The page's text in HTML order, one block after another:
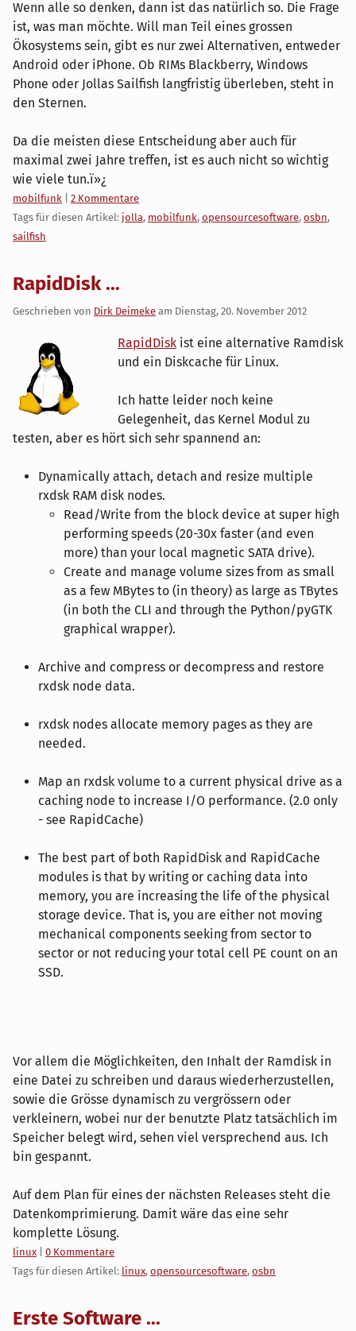
Wenn alle so denken, dann ist das natürlich so. Die Frage
ist, was man möchte. Will man Teil eines grossen
Ökosystems sein, gibt es nur zwei Alternativen, entweder
Android oder iPhone. Ob RIMs Blackberry, Windows
Phone oder Jollas Sailfish langfristig überleben, steht in
den Sternen.
Da die meisten diese Entscheidung aber auch für
maximal zwei Jahre treffen, ist es auch nicht so wichtig
wie viele tun.ï»¿
Kategorien:
mobilfunk
2 Kommentare
Tags für diesen Artikel: jolla, mobilfunk, opensourcesoftware, osbn,
sailfish
RapidDisk ...
Geschrieben von Dirk Deimeke am Dienstag, 20. November 2012
RapidDisk ist eine alternative Ramdisk
und ein Diskcache für Linux.
Ich hatte leider noch keine
Gelegenheit, das Kernel Modul zu
testen, aber es hört sich sehr spannend an:
Dynamically attach, detach and resize multiple
rxdsk RAM disk nodes.
Read/Write from the block device at super high
performing speeds (20-30x faster (and even
more) than your local magnetic SATA drive).
Create and manage volume sizes from as small
as a few MBytes to (in theory) as large as TBytes
(in both the CLI and through the Python/pyGTK
graphical wrapper).
Archive and compress or decompress and restore
rxdsk node data.
rxdsk nodes allocate memory pages as they are
needed.
Map an rxdsk volume to a current physical drive as a
caching node to increase I/O performance. (2.0 only
- see RapidCache)
The best part of both RapidDisk and RapidCache
modules is that by writing or caching data into
memory, you are increasing the life of the physical
storage device. That is, you are either not moving
mechanical components seeking from sector to
sector or not reducing your total cell PE count on an
SSD.
Vor allem die Möglichkeiten, den Inhalt der Ramdisk in
eine Datei zu schreiben und daraus wiederherzustellen,
sowie die Grösse dynamisch zu vergrössern oder
verkleinern, wobei nur der benutzte Platz tatsächlich im
Speicher belegt wird, sehen viel versprechend aus. Ich
bin gespannt.
Auf dem Plan für eines der nächsten Releases steht die
Datenkomprimierung. Damit wäre das eine sehr
komplette Lösung.
Kategorien:
linux
0 Kommentare
Tags für diesen Artikel: linux, opensourcesoftware, osbn
Erste Software ...